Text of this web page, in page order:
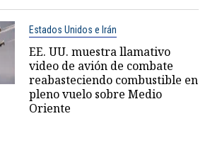
Estados Unidos e Irán
EE. UU. muestra llamativo
video de avión de combate
reabasteciendo combustible en
pleno vuelo sobre Medio
Oriente